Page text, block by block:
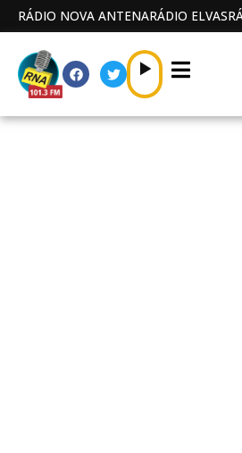
RÁDIO NOVA ANTENARÁDIO ELVAS